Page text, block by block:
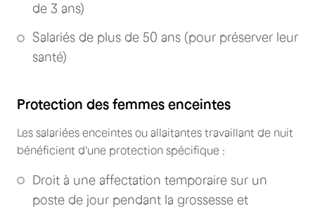
de 3 ans)
Salariés de plus de 50 ans (pour préserver leur
santé)
Protection des femmes enceintes
Les salariées enceintes ou allaitantes travaillant de nuit
bénéficient d'une protection spécifique :
Droit à une affectation temporaire sur un
poste de jour pendant la grossesse et